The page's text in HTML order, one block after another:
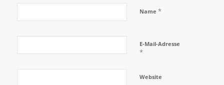
Name *
E-Mail-Adresse
*
Website